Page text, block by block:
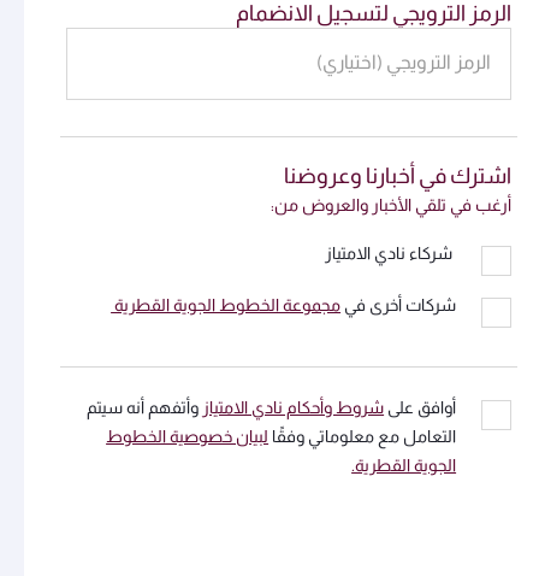
الرمز الترويجي لتسجيل الانضمام
الرمز الترويجي (اختياري)
اشترك في أخبارنا وعروضنا
أرغب في تلقي الأخبار والعروض من:
شركاء نادي الامتياز
شركات أخرى في مجموعة الخطوط الجوية القطرية
أوافق على شروط وأحكام نادي الامتياز وأتفهم أنه سيتم
التعامل مع معلوماتي وفقًا لبيان خصوصية الخطوط
الجوية القطرية.